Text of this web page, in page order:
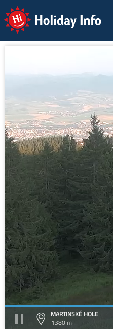
Holiday Info
MARTINSKÉ HOLE
1380 m